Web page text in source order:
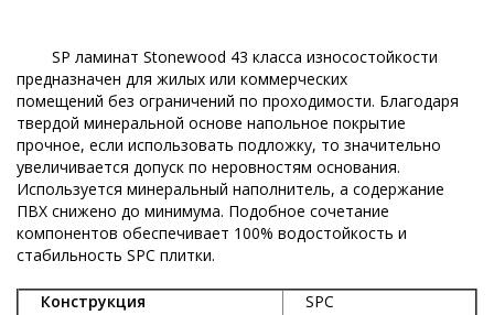
SP ламинат Stonewood 43 класса износостойкости
предназначен для жилых или коммерческих
помещений без ограничений по проходимости. Благодаря
твердой минеральной основе напольное покрытие
прочное, если использовать подложку, то значительно
увеличивается допуск по неровностям основания.
Используется минеральный наполнитель, а содержание
ПВХ снижено до минимума. Подобное сочетание
компонентов обеспечивает 100% водостойкость и
стабильность SPC плитки.
Конструкция SPC